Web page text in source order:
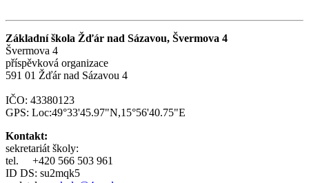
Základní škola Žďár nad Sázavou, Švermova 4
Švermova 4
příspěvková organizace
591 01 Žďár nad Sázavou 4
IČO: 43380123
GPS: Loc:49°33'45.97"N,15°56'40.75"E
Kontakt:
sekretariát školy:
tel.
+420 566 503 961
ID DS: su2mqk5